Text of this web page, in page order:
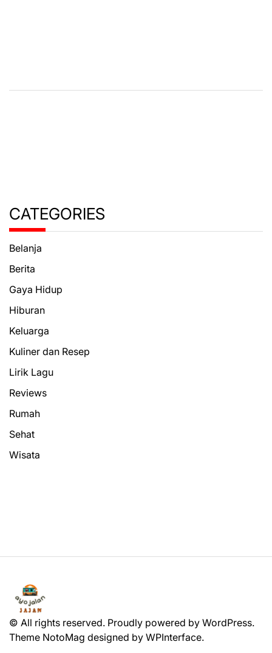
CATEGORIES
Belanja
Berita
Gaya Hidup
Hiburan
Keluarga
Kuliner dan Resep
Lirik Lagu
Reviews
Rumah
Sehat
Wisata
© All rights reserved. Proudly powered by WordPress.
Theme NotoMag designed by WPInterface.